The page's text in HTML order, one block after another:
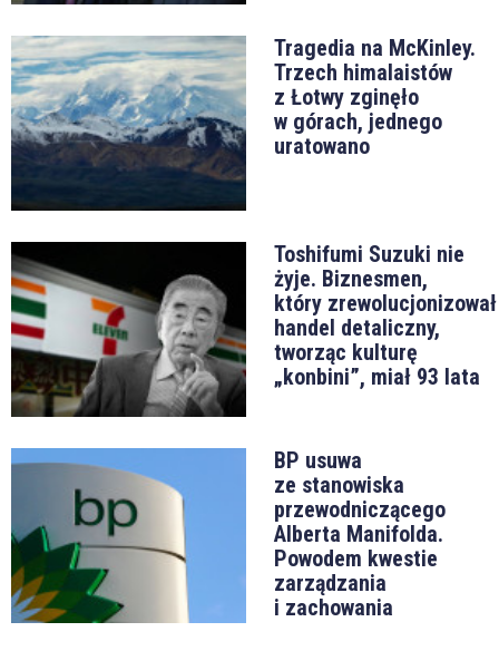
Tragedia na McKinley.
Trzech himalaistów
z Łotwy zginęło
w górach, jednego
uratowano
Toshifumi Suzuki nie
żyje. Biznesmen,
który zrewolucjonizował
handel detaliczny,
tworząc kulturę
„konbini”, miał 93 lata
BP usuwa
ze stanowiska
przewodniczącego
Alberta Manifolda.
Powodem kwestie
zarządzania
i zachowania